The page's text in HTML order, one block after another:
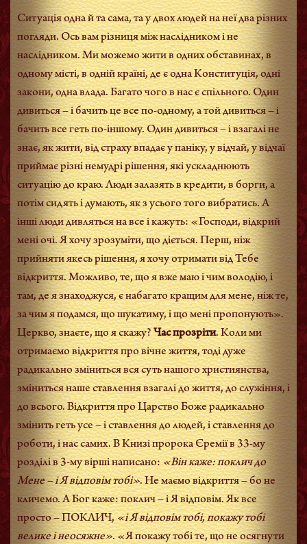
Ситуація одна й та сама, та у двох людей на неї два різних
погляди. Ось вам різниця між наслідником і не
наслідником. Ми можемо жити в одних обставинах, в
одному місті, в одній країні, де є одна Конституція, одні
закони, одна влада. Багато чого в нас є спільного. Один
дивиться – і бачить це все по-одному, а той дивиться – і
бачить все геть по-іншому. Один дивиться – і взагалі не
знає, як жити, від страху впадає у паніку, у відчай, у відчаї
приймає різні немудрі рішення, які ускладнюють
ситуацію до краю. Люди залазять в кредити, в борги, а
потім сидять і думають, як з усього того вибратись. А
інші люди дивляться на все і кажуть: «Господи, відкрий
мені очі. Я хочу зрозуміти, що діється. Перш, ніж
прийняти якесь рішення, я хочу отримати від Тебе
відкриття. Можливо, те, що я вже маю і чим володію, і
там, де я знаходжуся, є набагато кращим для мене, ніж те,
за чим я подамся, що шукатиму, і що мені пропонують».
Церкво, знаєте, що я скажу?Час прозріти. Коли ми
отримаємо відкриття про вічне життя, тоді дуже
радикально зміниться вся суть нашого християнства,
зміниться наше ставлення взагалі до життя, до служіння, і
до всього. Відкриття про Царство Боже радикально
змінить геть усе – і ставлення до людей, і ставлення до
роботи, і нас самих. В Книзі пророка Єремії в 33-му
розділі в 3-му вірші написано:«Він каже: поклич до
Мене – і Я відповім тобі». Не маємо відкриття – бо не
кличемо. А Бог каже: поклич – і Я відповім. Як все
просто – ПОКЛИЧ,«і Я відповім тобі, покажу тобі
велике і неосяжне». «Я покажу тобі те, що не осягнути